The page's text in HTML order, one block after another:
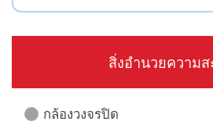
สิ่งอำนวยความ
กล้องวงจรปิด